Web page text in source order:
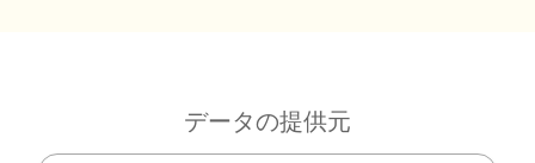
データの提供元